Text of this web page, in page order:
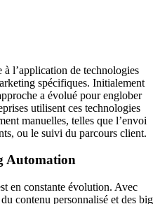
l’application de technologies
spécifiques. Initialement
a évolué pour englober
utilisent ces technologies
manuelles, telles que l’envoi
ou le suivi du parcours client.
Automation
en constante évolution. Avec
contenu personnalisé et des big